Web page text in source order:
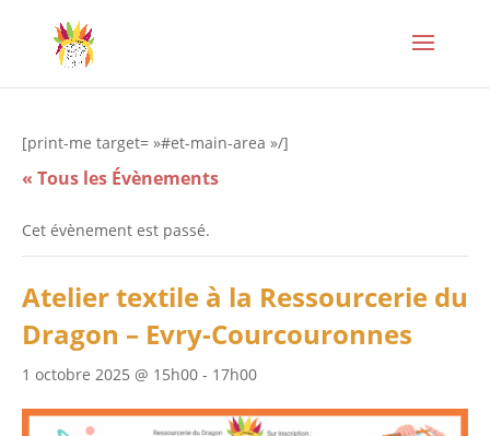
[print-me target= »#et-main-area »/]
« Tous les Évènements
Cet évènement est passé.
Atelier textile à la Ressourcerie du
Dragon – Evry-Courcouronnes
1 octobre 2025 @ 15h00 - 17h00